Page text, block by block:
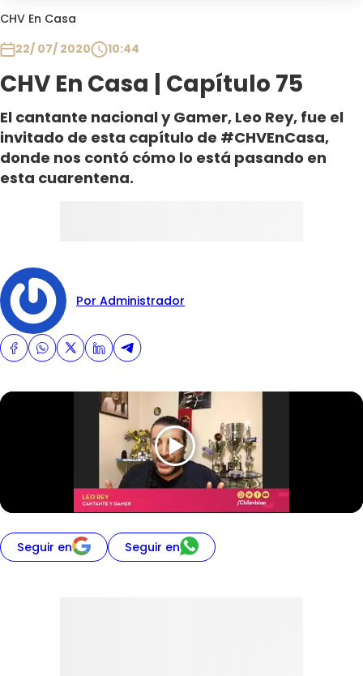
CHV En Casa
22/ 07/ 2020
10:44
CHV En Casa | Capítulo 75
El cantante nacional y Gamer, Leo Rey, fue el
invitado de esta capítulo de #CHVEnCasa,
donde nos contó cómo lo está pasando en
esta cuarentena.
Por Administrador
Seguir en Seguir en
Club De La Comedia
Contigo en Directo
Plan Perfecto
El Tiempo
Sabingo
Todos Los Programas